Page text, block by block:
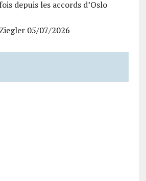
depuis les accords d’Oslo
05/07/2026